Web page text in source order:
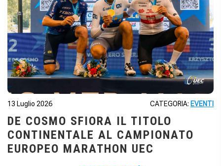
13 Luglio 2026 CATEGORIA: EVENTI
DE COSMO SFIORA IL TITOLO
CONTINENTALE AL CAMPIONATO
EUROPEO MARATHON UEC